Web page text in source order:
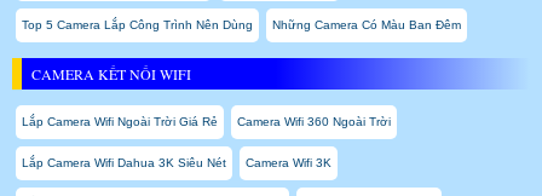
Top 5 Camera Lắp Công Trình Nên Dùng Những Camera Có Màu Ban Đêm
CAMERA KẾT NỐI WIFI
Lắp Camera Wifi Ngoài Trời Giá Rẻ Camera Wifi 360 Ngoài Trời
Lắp Camera Wifi Dahua 3K Siêu Nét Camera Wifi 3K